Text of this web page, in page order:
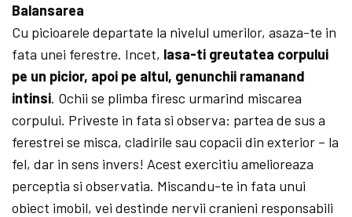
Balansarea
Cu picioarele departate la nivelul umerilor, asaza-te in
fata unei ferestre. Incet, lasa-ti greutatea corpului
pe un picior, apoi pe altul, genunchii ramanand
intinsi. Ochii se plimba firesc urmarind miscarea
corpului. Priveste in fata si observa: partea de sus a
ferestrei se misca, cladirile sau copacii din exterior – la
fel, dar in sens invers! Acest exercitiu amelioreaza
perceptia si observatia. Miscandu-te in fata unui
obiect imobil, vei destinde nervii cranieni responsabili